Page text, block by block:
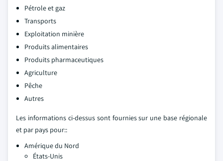
Pétrole et gaz
Transports
Exploitation minière
Produits alimentaires
Produits pharmaceutiques
Agriculture
Pêche
Autres
Les informations ci-dessus sont fournies sur une base régionale
et par pays pour::
Amérique du Nord
États-Unis